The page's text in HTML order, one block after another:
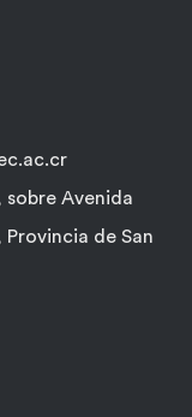
sobre Avenida
Provincia de San